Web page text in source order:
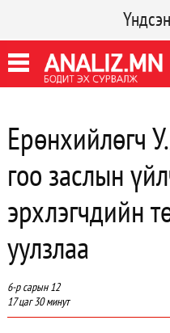
Ерөнхийлөгч
гоо заслын
эрхлэгчдийн
уулзлаа
6-р сарын 12
17 цаг 30 минут